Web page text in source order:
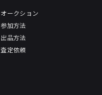
オークション
参加方法
出品方法
査定依頼